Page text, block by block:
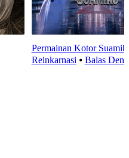
Permainan Kotor
Reinkarnasi ⦁ Balas